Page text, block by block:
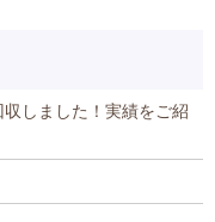
しました！実績をご紹